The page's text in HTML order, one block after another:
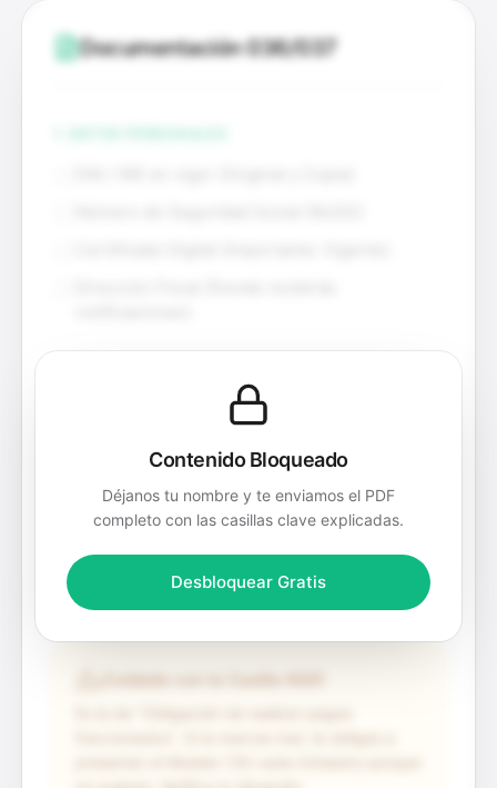
Documentación 036/037
Epígrafe IAE Correcto (Consulta el listado
Fecha de inicio de actividad (¡Ojo! No puede
ser anterior a hoy)
Dirección del Local (si tienes) + Ref. Catastral
Metros cuadrados afectos a la actividad (si
trabajas en casa)
Contenido Bloqueado
Déjanos tu nombre y te enviamos el PDF
completo con las casillas clave explicadas.
Desbloquear Gratis